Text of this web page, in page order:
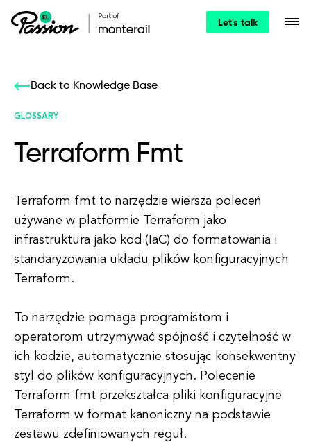
Let's talk
Back to Knowledge Base
GLOSSARY
Terraform Fmt
Terraform fmt to narzędzie wiersza poleceń
używane w platformie Terraform jako
infrastruktura jako kod (IaC) do formatowania i
standaryzowania układu plików konfiguracyjnych
Terraform.
To narzędzie pomaga programistom i
operatorom utrzymywać spójność i czytelność w
ich kodzie, automatycznie stosując konsekwentny
styl do plików konfiguracyjnych. Polecenie
Terraform fmt przekształca pliki konfiguracyjne
Terraform w format kanoniczny na podstawie
zestawu zdefiniowanych reguł.